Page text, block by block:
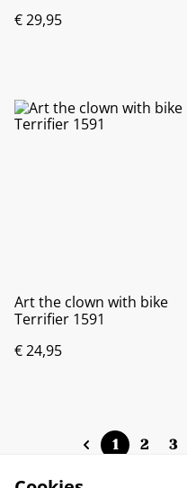
€ 29,95
Art the clown with bike
Terrifier 1591
€ 24,95
1 2 3